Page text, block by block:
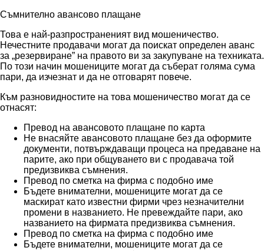
Съмнително авансово плащане
Това е най-разпространеният вид мошеничество.
Нечестните продавачи могат да поискат определен аванс
за „резервиране” на правото ви за закупуване на техниката.
По този начин мошениците могат да съберат голяма сума
пари, да изчезнат и да не отговарят повече.
Към разновидностите на това мошеничество могат да се
отнасят:
Превод на авансовото плащане по карта
Не внасяйте авансовото плащане без да оформите
документи, потвърждаващи процеса на предаване на
парите, ако при общуването ви с продавача той
предизвиква съмнения.
Превод по сметка на фирма с подобно име
Бъдете внимателни, мошениците могат да се
маскират като известни фирми чрез незначителни
промени в названието. Не превеждайте пари, ако
названието на фирмата предизвиква съмнения.
Превод по сметка на фирма с подобно име
Бъдете внимателни, мошениците могат да се